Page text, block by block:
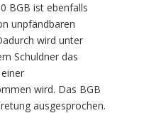
BGB ist ebenfalls
unpfändbaren
wird unter
Schuldner das
wird. Das BGB
ausgesprochen.